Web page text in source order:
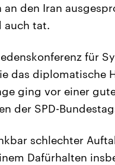
an den Iran
auch tat.
für
das diplomatische
ging vor einer
der SPD-
schlechter
Dafürhalten